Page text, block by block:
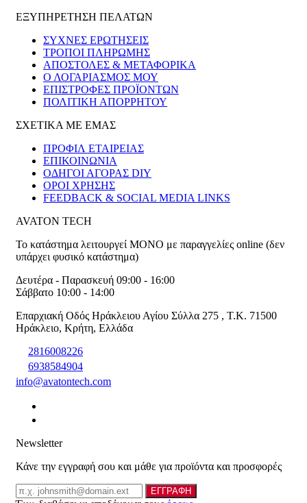
ΕΞΥΠΗΡΕΤΗΣΗ ΠΕΛΑΤΩΝ
ΣΥΧΝΕΣ ΕΡΩΤΗΣΕΙΣ
ΤΡΟΠΟΙ ΠΛΗΡΩΜΗΣ
ΑΠΟΣΤΟΛΕΣ & ΜΕΤΑΦΟΡΙΚΑ
Ο ΛΟΓΑΡΙΑΣΜΟΣ ΜΟΥ
ΕΠΙΣΤΡΟΦΕΣ ΠΡΟΪΟΝΤΩΝ
ΠΟΛΙΤΙΚΗ ΑΠΟΡΡΗΤΟΥ
ΣΧΕΤΙΚΑ ΜΕ ΕΜΑΣ
ΠΡΟΦΙΛ ΕΤΑΙΡΕΙΑΣ
ΕΠΙΚΟΙΝΩΝΙΑ
ΟΔΗΓΟΙ ΑΓΟΡΑΣ DIY
ΟΡΟΙ ΧΡΗΣΗΣ
FEEDBACK & SOCIAL MEDIA LINKS
AVATON TECH
Το κατάστημα λειτουργεί ΜΟΝΟ με παραγγελίες online (δεν
υπάρχει φυσικό κατάστημα)
Δευτέρα - Παρασκευή 09:00 - 16:00
Σάββατο 10:00 - 14:00
Επαρχιακή Οδός Ηράκλειου Αγίου Σύλλα 275 , T.K. 71500
Ηράκλειο, Κρήτη, Ελλάδα
2816008226
6938584904
info@avatontech.com
Newsletter
Κάνε την εγγραφή σου και μάθε για προϊόντα και προσφορές
Email
ΕΓΓΡΑΦΗ